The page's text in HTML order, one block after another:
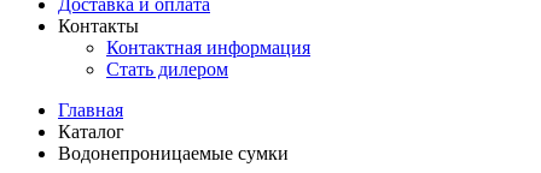
Доставка и оплата
Контакты
Контактная информация
Стать дилером
Главная
Каталог
Водонепроницаемые сумки